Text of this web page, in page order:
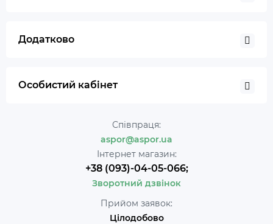
Додатково
Особистий кабінет
Співпраця:
aspor@aspor.ua
Інтернет магазин:
+38 (093)-04-05-066;
Зворотний дзвінок
Прийом заявок:
Цілодобово